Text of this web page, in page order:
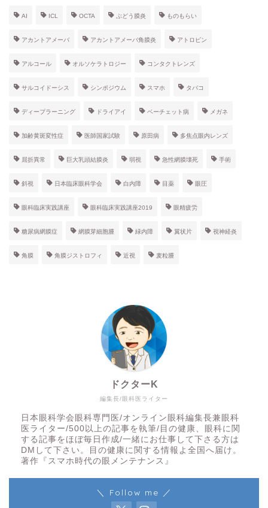
AI ICL OCTA ぶどう膜炎 ものもらい
アカントアメーバ アカントアメーバ角膜炎 アトロピン
アルコール オルソケラトロジー コンタクトレンズ
サルコイドーシス シンポジウム スマホ タバコ
ディープラーニング ドライアイ ベーチェット病 メガネ
加齢黄斑変性症 医師国家試験 原田病 多焦点眼内レンズ
屈折異常 巨大乳頭結膜炎 弱視 急性網膜壊死 手術
斜視 日本臨床眼科学会 白内障 目薬 眼圧
眼科臨床実践講座 眼科臨床実践講座2019 眼精疲労
糖尿病網膜症 網膜芽細胞腫 緑内障 翼状片 視神経炎
角膜 角膜ジストロフィ 近視 麦粒腫
編集長/眼科医ライター
ドクターK
日本眼科学会眼科専門医/オンライン眼科編集長兼眼科
医ライター/500以上の記事を執筆/目の健康、眼科に関
する記事をほぼ毎日作成/一緒にお仕事して下さる方は
DMして下さい。目の健康に関する情報よ全国へ届け。
著作『スマホ時代の眼メンテナンス』
＼ Follow me ／